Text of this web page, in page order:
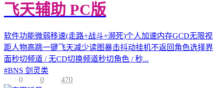
飞天辅助 PC版
软件功能微弱移速(走路+战斗+濒死)个人加速内存GCD无限视
距人物高跳一键飞天减少读图暴击抖动挂机不返回角色选择界
面秒切频道 / 无CD切换频道秒切角色 / 秒...
#BNS 剑灵类
0
0 470